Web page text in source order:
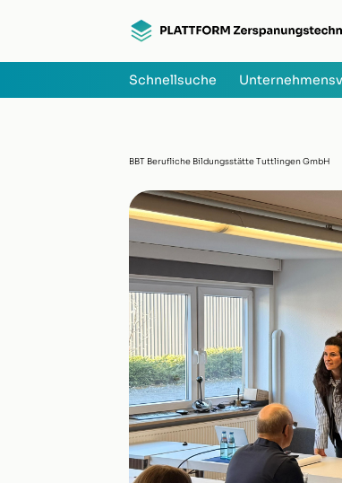
Schnellsuche
BBT Berufliche Bildungsstätte Tuttlingen GmbH